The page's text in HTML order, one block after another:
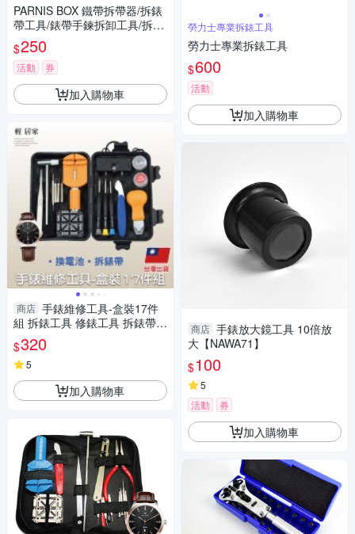
PARNIS BOX 鐵帶拆帶器/拆錶
帶工具/錶帶手鍊拆卸工具/拆帶
器/單售 維修手錶DIY #工具02
$250
活動 券
加入購物車
商店 手錶維修工具-盒裝17件
組 拆錶工具 修錶工具 拆錶帶工
具 開錶工具-輕居家8579
$320
5
加入購物車
勞力士專業拆錶工具
勞力士專業拆錶工具
$600
活動
加入購物車
商店 手錶放大鏡工具 10倍放
大【NAWA71】
$100
5
活動
券
加入購物車